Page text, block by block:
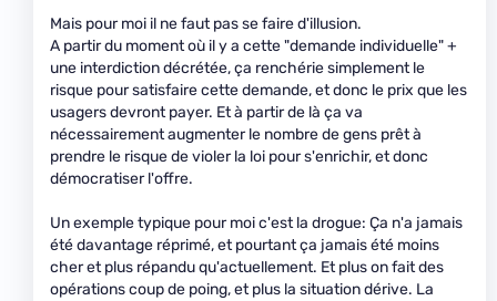
Mais pour moi il ne faut pas se faire d'illusion.
A partir du moment où il y a cette "demande individuelle" +
une interdiction décrétée, ça renchérie simplement le
risque pour satisfaire cette demande, et donc le prix que les
usagers devront payer. Et à partir de là ça va
nécessairement augmenter le nombre de gens prêt à
prendre le risque de violer la loi pour s'enrichir, et donc
démocratiser l'offre.
Un exemple typique pour moi c'est la drogue: Ça n'a jamais
été davantage réprimé, et pourtant ça jamais été moins
cher et plus répandu qu'actuellement. Et plus on fait des
opérations coup de poing, et plus la situation dérive. La